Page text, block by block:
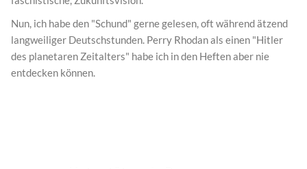
Nun, ich habe den "Schund" gerne gelesen, oft während ätzend
langweiliger Deutschstunden. Perry Rhodan als einen "Hitler
des planetaren Zeitalters" habe ich in den Heften aber nie
entdecken können.